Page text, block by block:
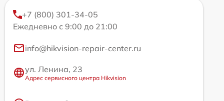
+7 (800) 301-34-05
Ежедневно с 9:00 до 21:00
info@hikvision-repair-center.ru
ул. Ленина, 23
Адрес сервисного центра Hikvision